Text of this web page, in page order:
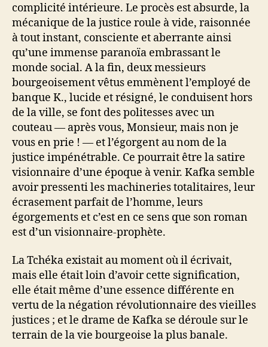
complicité intérieure. Le procès est absurde, la
mécanique de la justice roule à vide, raisonnée
à tout instant, consciente et aberrante ainsi
qu’une immense paranoïa embrassant le
monde social. A la fin, deux messieurs
bourgeoisement vêtus emmènent l’employé de
banque K., lucide et résigné, le conduisent hors
de la ville, se font des politesses avec un
couteau — après vous, Monsieur, mais non je
vous en prie ! — et l’égorgent au nom de la
justice impénétrable. Ce pourrait être la satire
visionnaire d’une époque à venir. Kafka semble
avoir pressenti les machineries totalitaires, leur
écrasement parfait de l’homme, leurs
égorgements et c’est en ce sens que son roman
est d’un visionnaire-prophète.
La Tchéka existait au moment où il écrivait,
mais elle était loin d’avoir cette signification,
elle était même d’une essence différente en
vertu de la négation révolutionnaire des vieilles
justices ; et le drame de Kafka se déroule sur le
terrain de la vie bourgeoise la plus banale.